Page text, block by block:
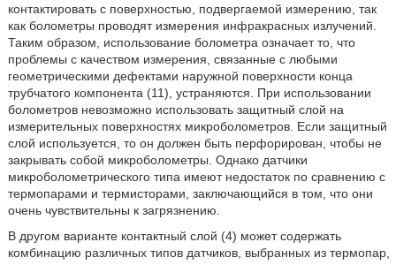
контактировать с поверхностью, подвергаемой измерению, так
как болометры проводят измерения инфракрасных излучений.
Таким образом, использование болометра означает то, что
проблемы с качеством измерения, связанные с любыми
геометрическими дефектами наружной поверхности конца
трубчатого компонента (11), устраняются. При использовании
болометров невозможно использовать защитный слой на
измерительных поверхностях микроболометров. Если защитный
слой используется, то он должен быть перфорирован, чтобы не
закрывать собой микроболометры. Однако датчики
микроболометрического типа имеют недостаток по сравнению с
термопарами и термисторами, заключающийся в том, что они
очень чувствительны к загрязнению.
В другом варианте контактный слой (4) может содержать
комбинацию различных типов датчиков, выбранных из термопар,